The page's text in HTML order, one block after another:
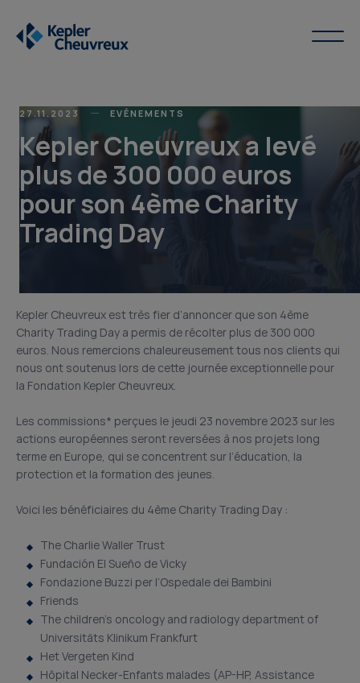
27.11.2023 EVÉNEMENTS
Kepler Cheuvreux a levé
plus de 300 000 euros
pour son 4ème Charity
Trading Day
Kepler Cheuvreux est très fier d’annoncer que son 4ème
Charity Trading Day a permis de récolter plus de 300 000
euros. Nous remercions chaleureusement tous nos clients qui
nous ont soutenus lors de cette journée exceptionnelle pour
la Fondation Kepler Cheuvreux.
Les commissions* perçues le jeudi 23 novembre 2023 sur les
actions européennes seront reversées à nos projets long
terme en Europe, qui se concentrent sur l’éducation, la
protection et la formation des jeunes.
Voici les bénéficiaires du 4ème Charity Trading Day :
The Charlie Waller Trust
Fundación El Sueño de Vicky
Fondazione Buzzi per l’Ospedale dei Bambini
Friends
The children’s oncology and radiology department of
Universitäts Klinikum Frankfurt
Het Vergeten Kind
Hôpital Necker-Enfants malades (AP-HP, Assistance